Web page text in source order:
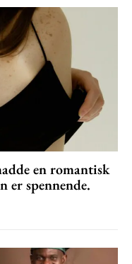
en romantisk
er spennende.